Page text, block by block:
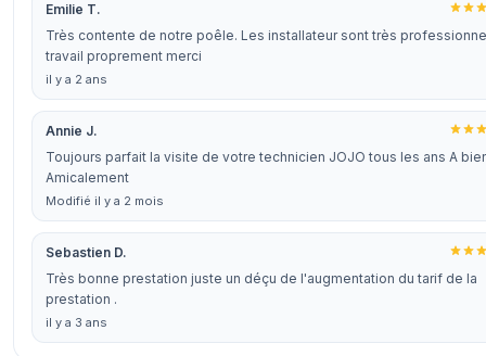
Emilie T.
Très contente de notre poêle. Les installateur sont très
travail proprement merci
il y a 2 ans
Annie J.
Toujours parfait la visite de votre technicien JOJO tous les ans A
Amicalement
Modifié il y a 2 mois
Sebastien D.
Très bonne prestation juste un déçu de l'augmentation du tarif de la
prestation .
il y a 3 ans